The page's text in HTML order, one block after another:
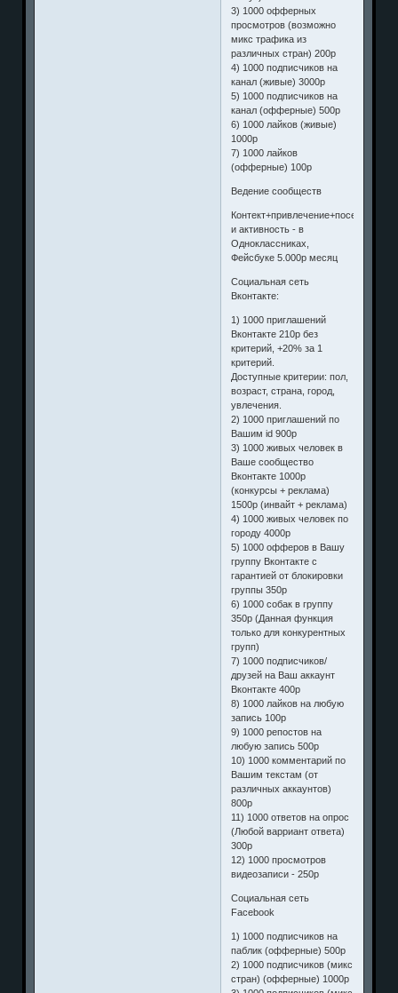
3) 1000 офферных
просмотров (возможно
микс трафика из
различных стран) 200р
4) 1000 подписчиков на
канал (живые) 3000р
5) 1000 подписчиков на
канал (офферные) 500р
6) 1000 лайков (живые)
1000р
7) 1000 лайков
(офферные) 100р
Ведение сообществ
и активность - в
Одноклассниках,
Фейсбуке 5.000р месяц
Социальная сеть
Вконтакте:
1) 1000 приглашений
Вконтакте 210р без
критерий, +20% за 1
критерий.
Доступные критерии: пол,
возраст, страна, город,
увлечения.
2) 1000 приглашений по
Вашим id 900р
3) 1000 живых человек в
Ваше сообщество
Вконтакте 1000р
(конкурсы + реклама)
1500р (инвайт + реклама)
4) 1000 живых человек по
городу 4000р
5) 1000 офферов в Вашу
группу Вконтакте с
гарантией от блокировки
группы 350р
6) 1000 собак в группу
350р (Данная функция
только для конкурентных
групп)
7) 1000 подписчиков/
друзей на Ваш аккаунт
Вконтакте 400р
8) 1000 лайков на любую
запись 100р
9) 1000 репостов на
любую запись 500р
10) 1000 комментарий по
Вашим текстам (от
различных аккаунтов)
800р
11) 1000 ответов на опрос
(Любой варриант ответа)
300р
12) 1000 просмотров
видеозаписи - 250р
Социальная сеть
Facebook
1) 1000 подписчиков на
паблик (офферные) 500р
2) 1000 подписчиков (микс
стран) (офферные) 1000р